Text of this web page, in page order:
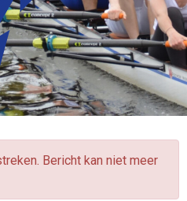
Bericht kan niet meer